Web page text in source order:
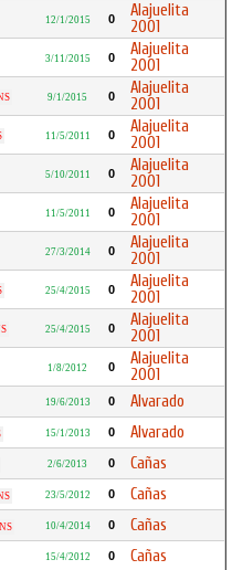
12/1/2015 0
Alajuelita
2001
3/11/2015 0
Alajuelita
2001
9/1/2015 0
Alajuelita
2001
11/5/2011 0
Alajuelita
2001
5/10/2011 0
Alajuelita
2001
11/5/2011 0
Alajuelita
2001
27/3/2014 0
Alajuelita
2001
25/4/2015 0
Alajuelita
2001
25/4/2015 0
Alajuelita
2001
1/8/2012 0
Alajuelita
2001
19/6/2013 0 Alvarado
15/1/2013 0 Alvarado
2/6/2013 0 Cañas
23/5/2012 0 Cañas
10/4/2014 0 Cañas
15/4/2012 0 Cañas